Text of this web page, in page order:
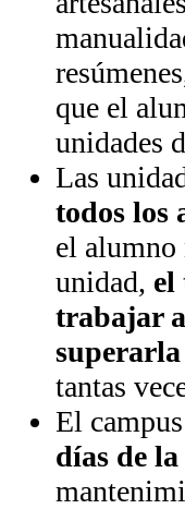
que el
unidades
Las
todos los
el alumno
unidad, el
trabajar
tantas
El
días de la